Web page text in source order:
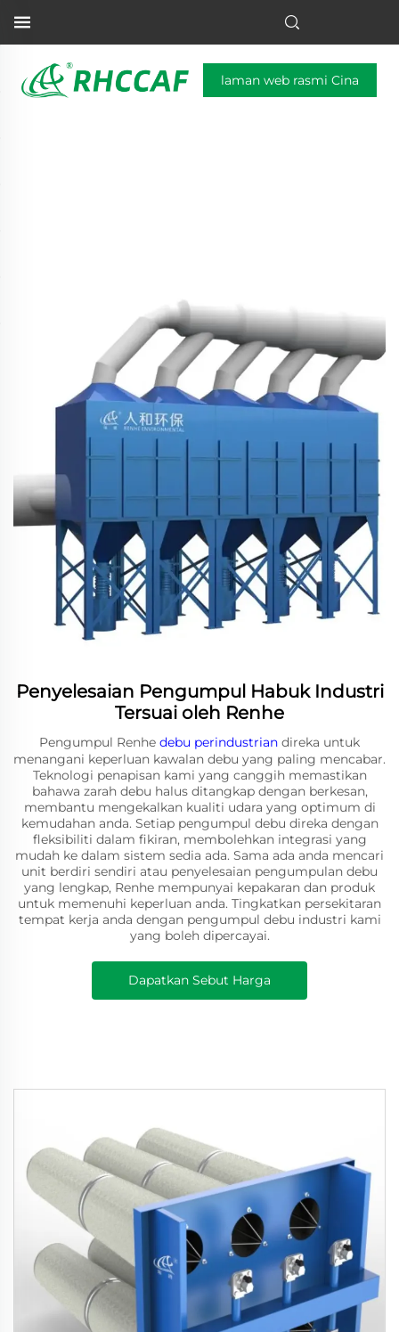
laman web rasmi Cina
Penyelesaian Pengumpul Habuk Industri
Tersuai oleh Renhe
Pengumpul Renhe debu perindustrian direka untuk
menangani keperluan kawalan debu yang paling mencabar.
Teknologi penapisan kami yang canggih memastikan
bahawa zarah debu halus ditangkap dengan berkesan,
membantu mengekalkan kualiti udara yang optimum di
kemudahan anda. Setiap pengumpul debu direka dengan
fleksibiliti dalam fikiran, membolehkan integrasi yang
mudah ke dalam sistem sedia ada. Sama ada anda mencari
unit berdiri sendiri atau penyelesaian pengumpulan debu
yang lengkap, Renhe mempunyai kepakaran dan produk
untuk memenuhi keperluan anda. Tingkatkan persekitaran
tempat kerja anda dengan pengumpul debu industri kami
yang boleh dipercayai.
Dapatkan Sebut Harga